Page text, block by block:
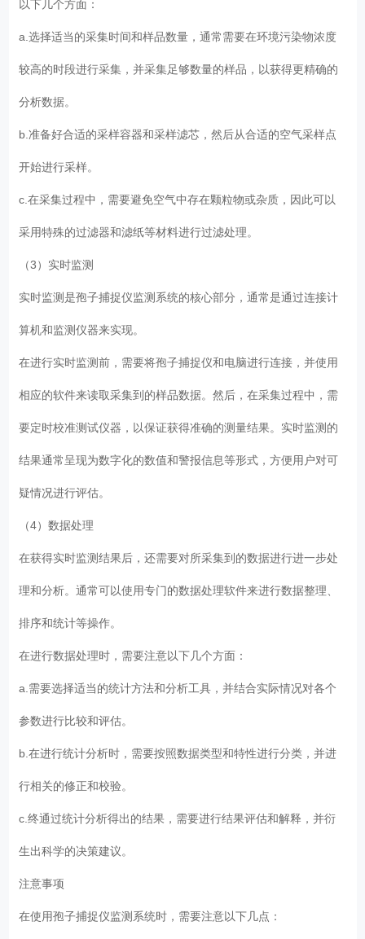
以下几个方面：
a.选择适当的采集时间和样品数量，通常需要在环境污染物浓度
较高的时段进行采集，并采集足够数量的样品，以获得更精确的
分析数据。
b.准备好合适的采样容器和采样滤芯，然后从合适的空气采样点
开始进行采样。
c.在采集过程中，需要避免空气中存在颗粒物或杂质，因此可以
采用特殊的过滤器和滤纸等材料进行过滤处理。
（3）实时监测
实时监测是孢子捕捉仪监测系统的核心部分，通常是通过连接计
算机和监测仪器来实现。
在进行实时监测前，需要将孢子捕捉仪和电脑进行连接，并使用
相应的软件来读取采集到的样品数据。然后，在采集过程中，需
要定时校准测试仪器，以保证获得准确的测量结果。实时监测的
结果通常呈现为数字化的数值和警报信息等形式，方便用户对可
疑情况进行评估。
（4）数据处理
在获得实时监测结果后，还需要对所采集到的数据进行进一步处
理和分析。通常可以使用专门的数据处理软件来进行数据整理、
排序和统计等操作。
在进行数据处理时，需要注意以下几个方面：
a.需要选择适当的统计方法和分析工具，并结合实际情况对各个
参数进行比较和评估。
b.在进行统计分析时，需要按照数据类型和特性进行分类，并进
行相关的修正和校验。
c.终通过统计分析得出的结果，需要进行结果评估和解释，并衍
生出科学的决策建议。
注意事项
在使用孢子捕捉仪监测系统时，需要注意以下几点：